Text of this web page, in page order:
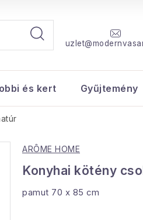
és kert Gyűjtemény
ARÔME HOME
Konyhai kötény
pamut 70 x 85 cm